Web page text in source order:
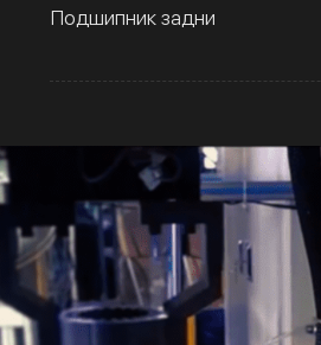
Подшипник задни